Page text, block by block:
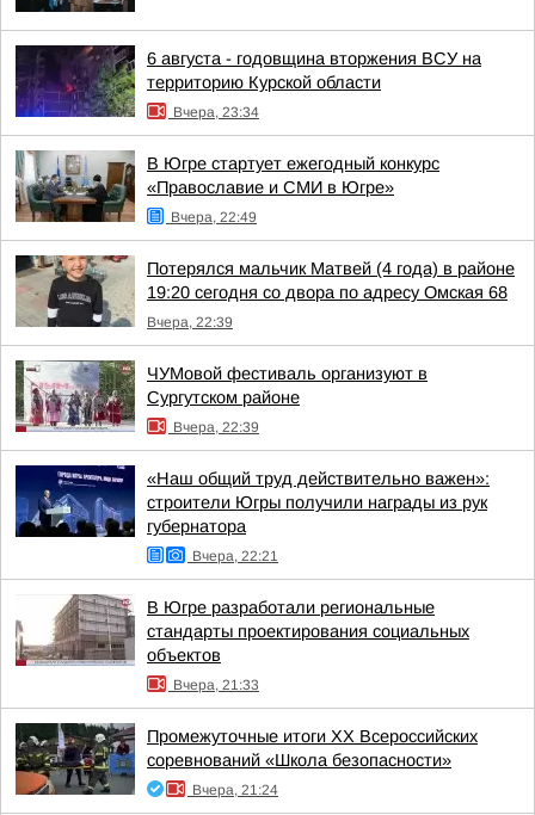
6 августа - годовщина вторжения ВСУ на
территорию Курской области
Вчера, 23:34
В Югре стартует ежегодный конкурс
«Православие и СМИ в Югре»
Вчера, 22:49
Потерялся мальчик Матвей (4 года) в районе
19:20 сегодня со двора по адресу Омская 68
Вчера, 22:39
ЧУМовой фестиваль организуют в
Сургутском районе
Вчера, 22:39
«Наш общий труд действительно важен»:
строители Югры получили награды из рук
губернатора
Вчера, 22:21
В Югре разработали региональные
стандарты проектирования социальных
объектов
Вчера, 21:33
Промежуточные итоги XX Всероссийских
соревнований «Школа безопасности»
Вчера, 21:24